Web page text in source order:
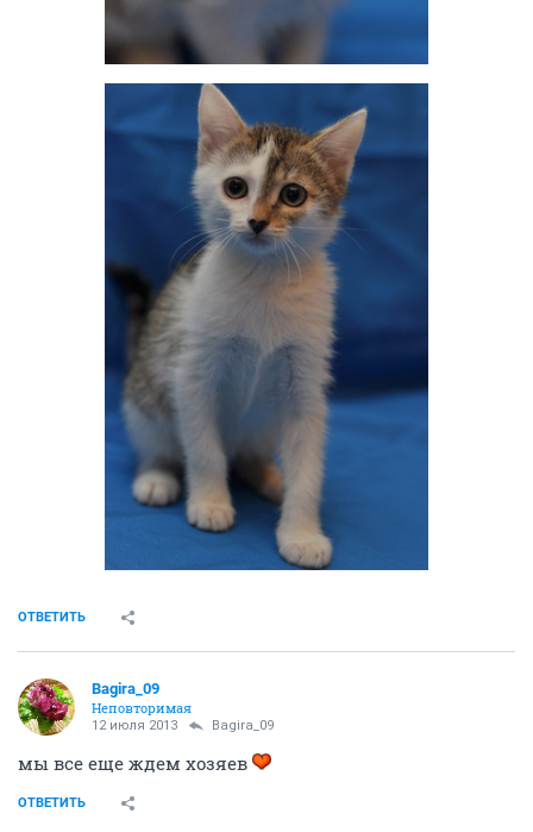
ОТВЕТИТЬ
Bagira_09
Неповторимая
12 июля 2013 Bagira_09
мы все еще ждем хозяев
ОТВЕТИТЬ